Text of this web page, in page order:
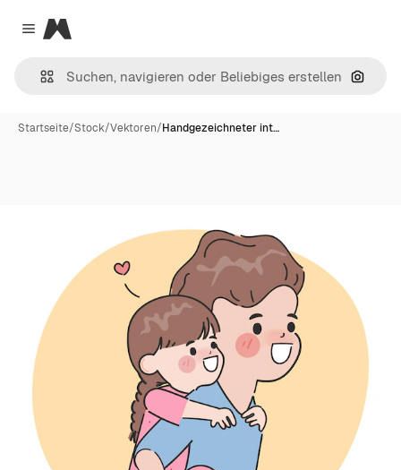
Close menu
Magnific
Nach
Startseite/Stock/Vektoren/Handgezeichneter int…